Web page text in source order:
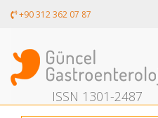
+90 312 362 07 87
ISSN 1301-2487